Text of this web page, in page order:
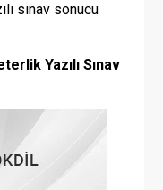
sınav sonucu
Yazılı Sınav